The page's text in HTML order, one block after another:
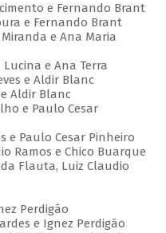
e Fernando Brant
e Fernando Brant
e Ana Maria
e Ana Terra
e Aldir Blanc
Aldir Blanc
e Paulo Cesar
Paulo Cesar Pinheiro
e Chico Buarque
Flauta, Luiz Claudio
Perdigão
e Ignez Perdigão